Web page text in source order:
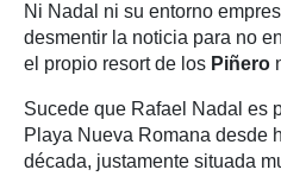
Ni Nadal ni su entorno
desmentir la noticia para no
el propio resort de los Piñero
Sucede que Rafael Nadal es
Playa Nueva Romana desde
década, justamente situada